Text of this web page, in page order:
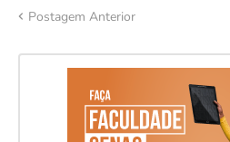
Postagem Anterior